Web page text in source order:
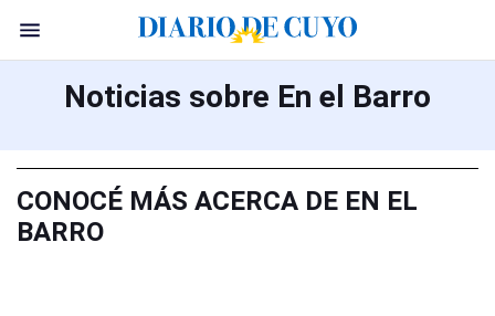
Noticias sobre En el Barro
CONOCÉ MÁS ACERCA DE EN EL
BARRO